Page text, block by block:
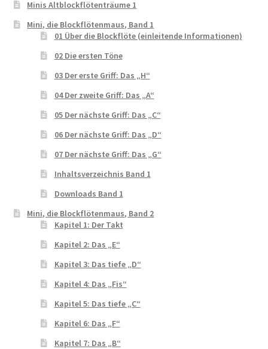
Minis Altblockflötenträume 1
Mini, die Blockflötenmaus, Band 1
01 Über die Blockflöte (einleitende Informationen)
02 Die ersten Töne
03 Der erste Griff: Das „H“
04 Der zweite Griff: Das „A“
05 Der nächste Griff: Das „C“
06 Der nächste Griff: Das „D“
07 Der nächste Griff: Das „G“
Inhaltsverzeichnis Band 1
Downloads Band 1
Mini, die Blockflötenmaus, Band 2
Kapitel 1: Der Takt
Kapitel 2: Das „E“
Kapitel 3: Das tiefe „D“
Kapitel 4: Das „Fis“
Kapitel 5: Das tiefe „C“
Kapitel 6: Das „F“
Kapitel 7: Das „B“